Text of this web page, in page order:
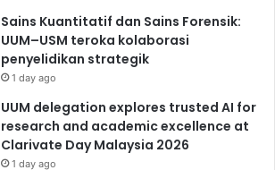
Sains Kuantitatif dan Sains Forensik:
UUM–USM teroka kolaborasi
penyelidikan strategik
1 day ago
UUM delegation explores trusted AI for
research and academic excellence at
Clarivate Day Malaysia 2026
1 day ago